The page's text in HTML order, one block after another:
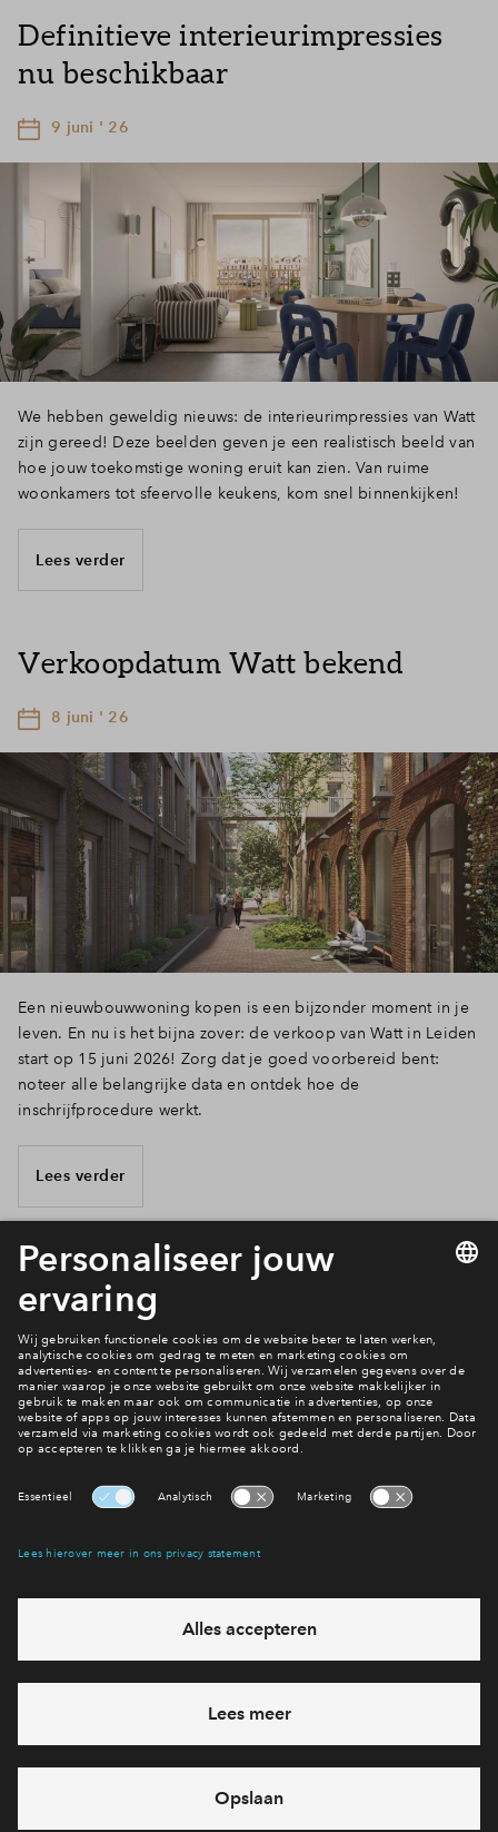
Definitieve interieurimpressies
nu beschikbaar
9 juni ' 26
We hebben geweldig nieuws: de interieurimpressies van Watt
zijn gereed! Deze beelden geven je een realistisch beeld van
hoe jouw toekomstige woning eruit kan zien. Van ruime
woonkamers tot sfeervolle keukens, kom snel binnenkijken!
Lees verder
Verkoopdatum Watt bekend
8 juni ' 26
Een nieuwbouwwoning kopen is een bijzonder moment in je
leven. En nu is het bijna zover: de verkoop van Watt in Leiden
start op 15 juni 2026! Zorg dat je goed voorbereid bent:
noteer alle belangrijke data en ontdek hoe de
inschrijfprocedure werkt.
Lees verder
Hoe wil je wonen?
Bekijk het woningaanbod
Interesse? Meld je dan snel aan
Hiermee blijf je op de hoogte van het belangrijkste nieuws en
Ja, ik wil mij aanmelden
Heb je een vraag en wil je direct antwoord? Bel ons op
7122717
6 dagen per week beschikbaar (behalve tijdens